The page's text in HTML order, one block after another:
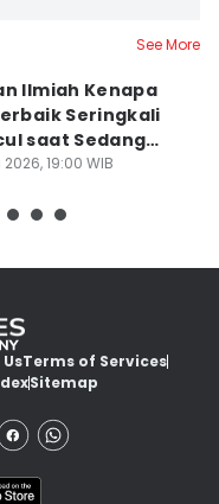
See More
Ilmiah Kenapa
Seringkali
saat Sedang
Bukan di Depan
19:00 WIB
Terms of Services
Sitemap